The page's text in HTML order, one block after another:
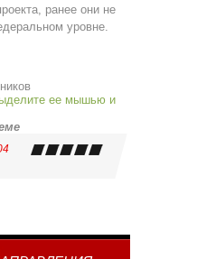
ранее они не
уровне.
ее мышью и